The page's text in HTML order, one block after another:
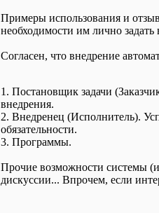
Примеры использования и
необходимости им лично
Согласен, что внедрение
1. Постановщик задачи
внедрения.
2. Внедренец (Исполнитель).
обязательности.
3. Программы.
Прочие возможности системы
дискуссии... Впрочем, если